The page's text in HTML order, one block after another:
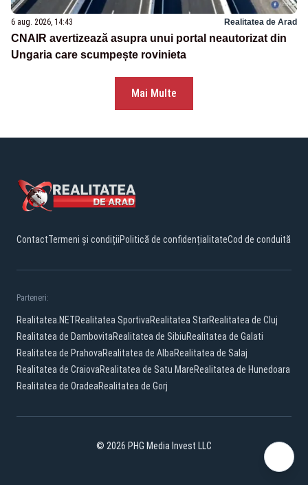
6 aug. 2026, 14:43 Realitatea de Arad
CNAIR avertizează asupra unui portal neautorizat din
Ungaria care scumpește rovinieta
Mai Multe
ContactTermeni și condițiiPolitică de confidențialitateCod de conduită
Parteneri:
Realitatea.NETRealitatea SportivaRealitatea StarRealitatea de Cluj
Realitatea de DambovitaRealitatea de SibiuRealitatea de Galati
Realitatea de PrahovaRealitatea de AlbaRealitatea de Salaj
Realitatea de CraiovaRealitatea de Satu MareRealitatea de Hunedoara
Realitatea de OradeaRealitatea de Gorj
© 2026 PHG Media Invest LLC